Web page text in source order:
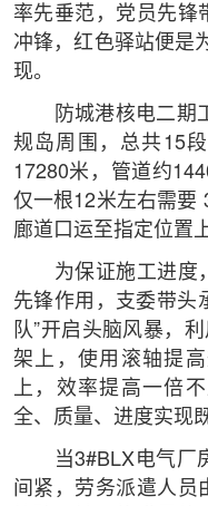
率先垂范，党员先锋
冲锋，红色驿站便是
现。
防城港核电二期工
规岛周围，总共15
17280米，管道约
仅一根12米左右需要
廊道口运至指定位置
为保证施工进度，
先锋作用，支委带头
队”开启头脑风暴，
架上，使用滚轴提
上，效率提高一倍
全、质量、进度实现
当3#BLX电气厂房
间紧，劳务派遣人员